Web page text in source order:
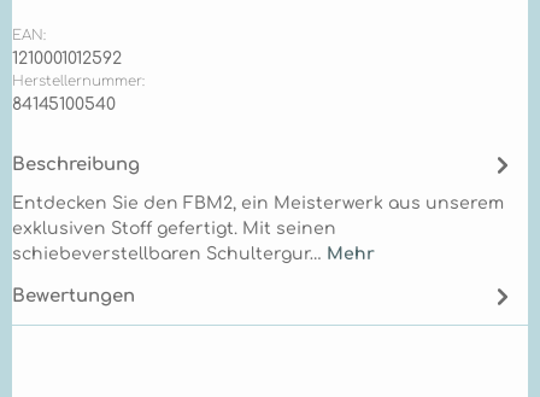
EAN:
1210001012592
Herstellernummer:
84145100540
Beschreibung
Entdecken Sie den FBM2, ein Meisterwerk aus unserem
exklusiven Stoff gefertigt. Mit seinen
schiebeverstellbaren Schultergur… Mehr
Bewertungen